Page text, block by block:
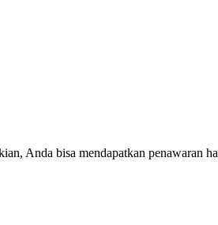
Anda bisa mendapatkan penawaran